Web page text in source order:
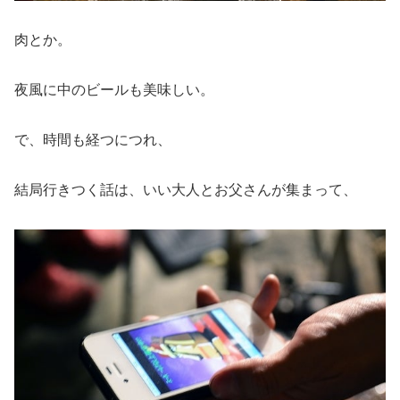
肉とか。
夜風に中のビールも美味しい。
で、時間も経つにつれ、
結局行きつく話は、いい大人とお父さんが集まって、